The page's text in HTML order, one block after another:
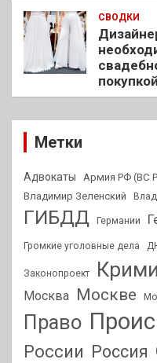
СВОДКИ
покупкой
Метки
Адвокаты Армия РФ (ВС
Владимир Зеленский
ГИБДД Германии
Громкие уголовные дела
Законопроект
Москва Москве
Право
России Россия